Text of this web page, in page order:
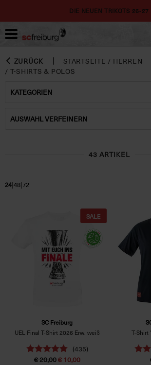
DIE NEUEN TRIKOTS 26-27
ZURÜCK STARTSEITE / HERREN
/ T-SHIRTS & POLOS
KATEGORIEN
AUSWAHL VERFEINERN
43 ARTIKEL
24|48|72
SC Freiburg
UEL Final T-Shirt 2026 Erw. weiß
(435)
€ 20,00€ 10,00
SALE
T-Shirt